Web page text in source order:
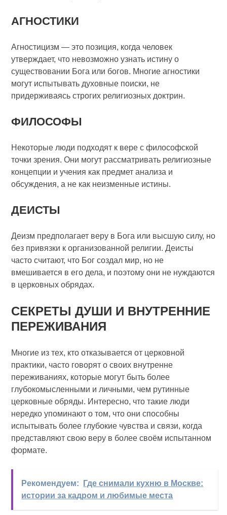
АГНОСТИКИ
Агностицизм — это позиция, когда человек
утверждает, что невозможно узнать истину о
существовании Бога или богов. Многие агностики
могут испытывать духовные поиски, не
придерживаясь строгих религиозных доктрин.
ФИЛОСОФЫ
Некоторые люди подходят к вере с философской
точки зрения. Они могут рассматривать религиозные
концепции и учения как предмет анализа и
обсуждения, а не как неизменные истины.
ДЕИСТЫ
Деизм предполагает веру в Бога или высшую силу, но
без привязки к организованной религии. Деисты
часто считают, что Бог создал мир, но не
вмешивается в его дела, и поэтому они не нуждаются
в церковных обрядах.
СЕКРЕТЫ ДУШИ И ВНУТРЕННИЕ
ПЕРЕЖИВАНИЯ
Многие из тех, кто отказывается от церковной
практики, часто говорят о своих внутренне
переживаниях, которые могут быть более
глубокомысленными и личными, чем рутинные
церковные обряды. Интересно, что такие люди
нередко упоминают о том, что они способны
испытывать более глубокие чувства и связи, когда
представляют свою веру в более своём испытанном
формате.
Рекомендуем:
Где снимали кухню в Москве:
истории за кадром и любимые места